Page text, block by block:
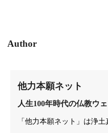
Author
他力本願ネット
人生100年時代の仏教ウ
「他力本願ネット」は浄